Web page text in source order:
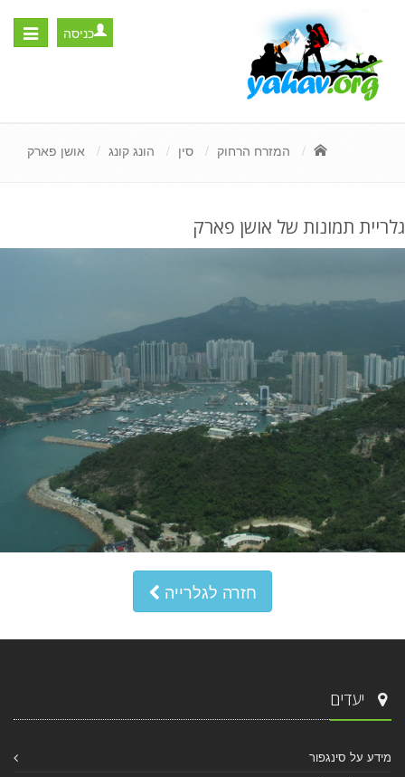
Toggle
כניסה
המזרח הרחוק סין הונג קונג אושן פארק
גלריית תמונות של אושן פארק
חזרה לגלרייה
יעדים
מידע על סינגפור